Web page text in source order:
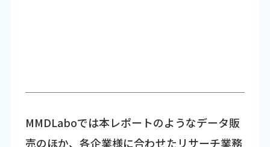
MMDLaboでは本レポートのようなデータ販
売のほか、各企業様に合わせたリサーチ業務